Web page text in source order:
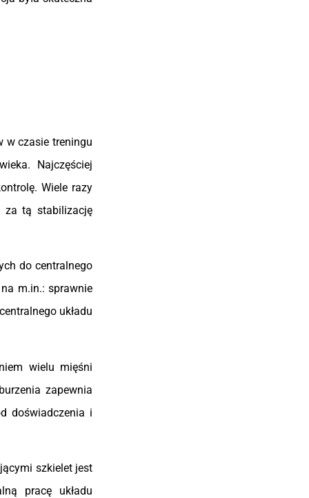
w czasie treningu
Najczęściej
Wiele razy
za tą stabilizację
do centralnego
m.in.: sprawnie
układu
wielu mięśni
zapewnia
doświadczenia i
szkielet jest
pracę układu